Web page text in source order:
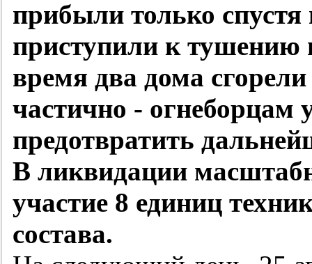
прибыли только спустя
приступили к тушению
время два дома
частично - огнеборцам
предотвратить
В ликвидации
участие 8 единиц
состава.